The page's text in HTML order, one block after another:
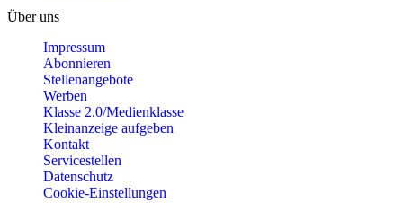
Über uns
Impressum
Abonnieren
Stellenangebote
Werben
Klasse 2.0/Medienklasse
Kleinanzeige aufgeben
Kontakt
Servicestellen
Datenschutz
Cookie-Einstellungen